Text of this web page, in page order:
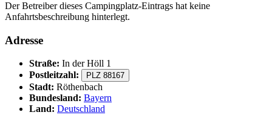
Der Betreiber dieses Campingplatz-Eintrags hat keine
Anfahrtsbeschreibung hinterlegt.
Adresse
Straße: In der Höll 1
Postleitzahl:
PLZ 88167
Stadt: Röthenbach
Bundesland: Bayern
Land: Deutschland